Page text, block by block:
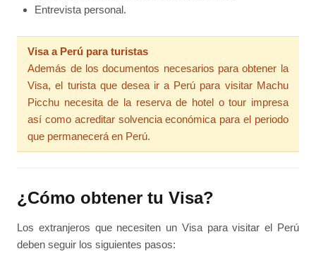
Entrevista personal.
Visa a Perú para turistas
Además de los documentos necesarios para obtener la
Visa, el turista que desea ir a Perú para visitar Machu
Picchu necesita de la reserva de hotel o tour impresa
así como acreditar solvencia económica para el periodo
que permanecerá en Perú.
¿Cómo obtener tu Visa?
Los extranjeros que necesiten un Visa para visitar el Perú
deben seguir los siguientes pasos: